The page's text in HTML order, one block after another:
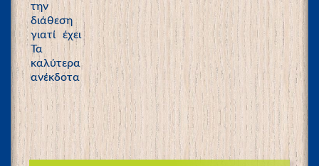
την
διάθεση
γιατί έχει
Τα
καλύτερα
ανέκδοτα